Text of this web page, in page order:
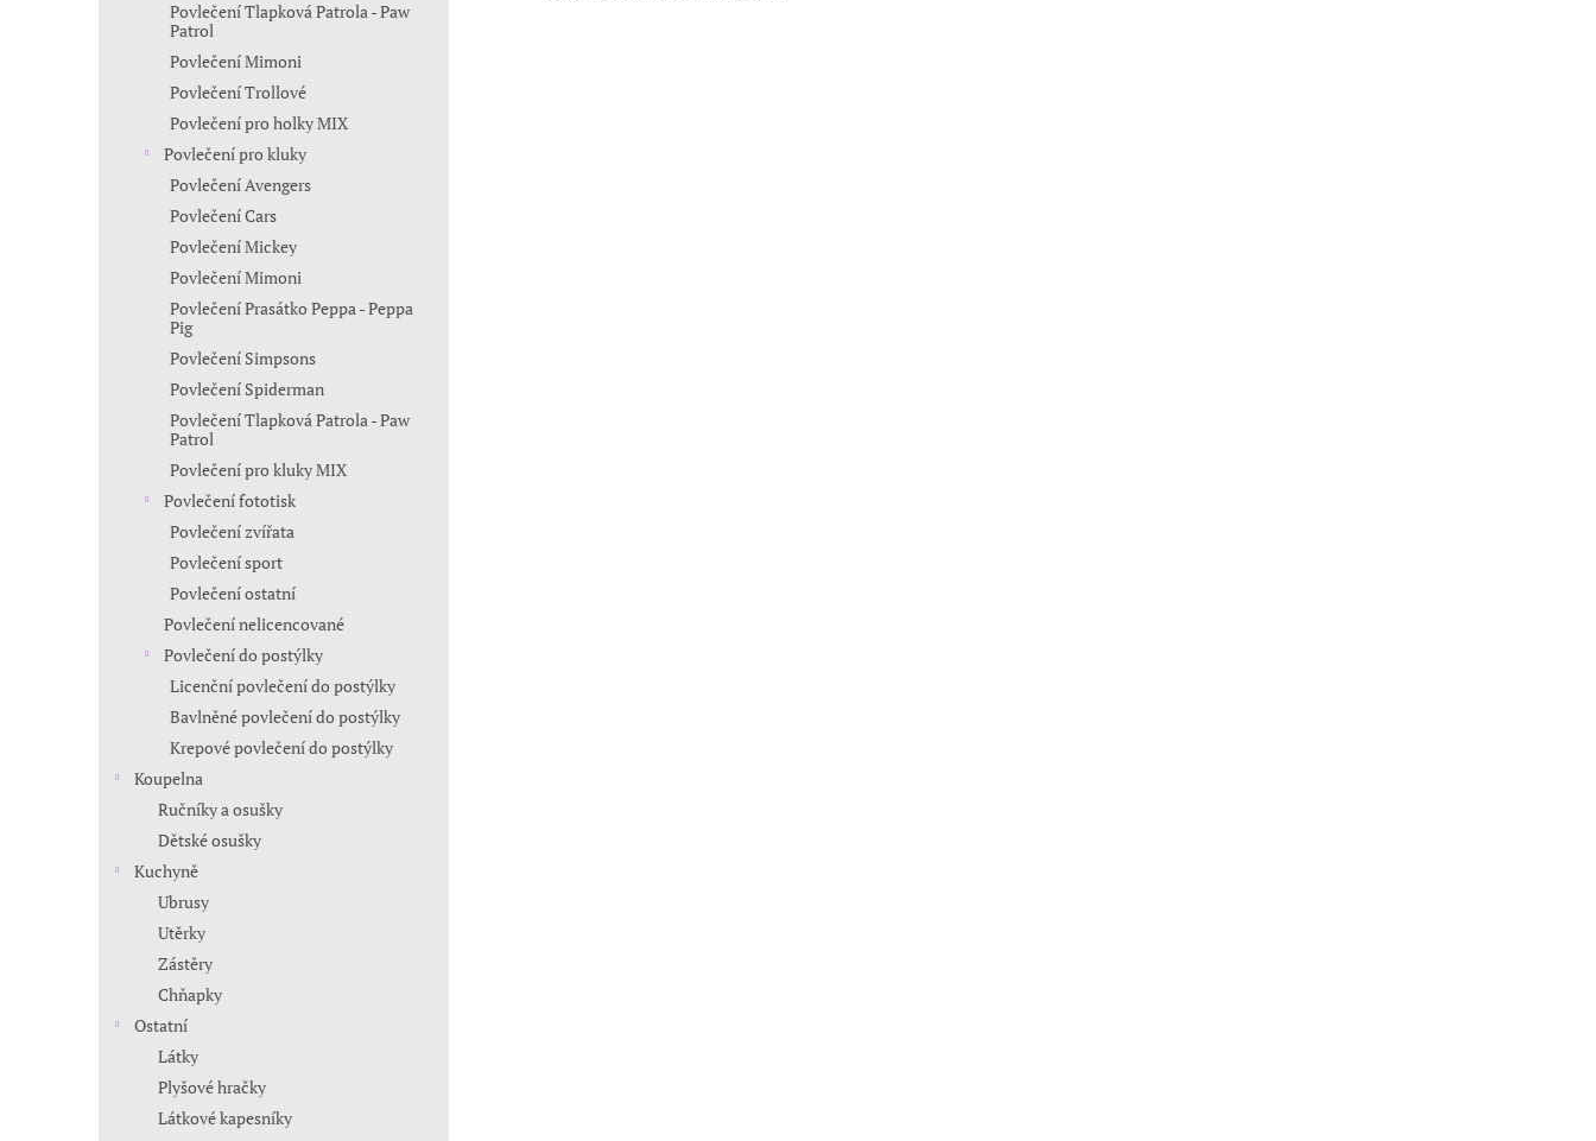
Povlečení Tlapková Patrola - Paw
Patrol
Povlečení Mimoni
Povlečení Trollové
Povlečení pro holky MIX
Povlečení pro kluky
Povlečení Avengers
Povlečení Cars
Povlečení Mickey
Povlečení Mimoni
Povlečení Prasátko Peppa - Peppa
Pig
Povlečení Simpsons
Povlečení Spiderman
Povlečení Tlapková Patrola - Paw
Patrol
Povlečení pro kluky MIX
Povlečení fototisk
Povlečení zvířata
Povlečení sport
Povlečení ostatní
Povlečení nelicencované
Povlečení do postýlky
Licenční povlečení do postýlky
Bavlněné povlečení do postýlky
Krepové povlečení do postýlky
Koupelna
Ručníky a osušky
Dětské osušky
Kuchyně
Ubrusy
Utěrky
Zástěry
Chňapky
Ostatní
Látky
Plyšové hračky
Látkové kapesníky